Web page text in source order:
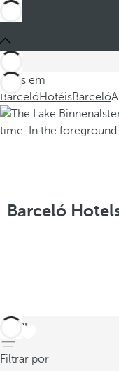
Estes em
BarcelóHotéisBarceló
Barceló
voltar
Filtrar por